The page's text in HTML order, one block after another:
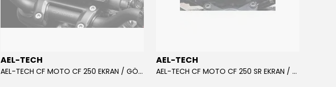
AEL-TECH
AEL-TECH CF MOTO CF 250 EKRAN / GÖSTERGE KORUYUCU 2020-2022
AEL-TECH
AEL-TECH CF MOTO CF 250 SR EKRAN / GÖSTERGE KORUYUCU 2023-2025